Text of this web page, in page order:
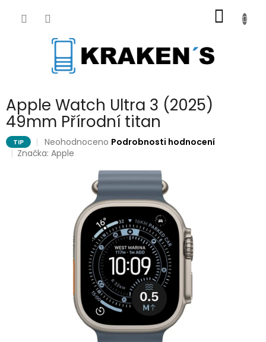
KOŠÍK
Apple Watch Ultra 3 (2025)
49mm Přírodní titan
TIP
Průměrné
hodnocení
hvězdiček.
Neohodnoceno Podrobnosti hodnocení
Značka:Apple